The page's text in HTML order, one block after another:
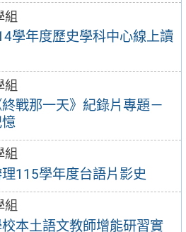
組
學年度歷史學科中心線上讀
組
戰那一天》紀錄片專題－
組
115學年度台語片影史
組
本土語文教師增能研習實